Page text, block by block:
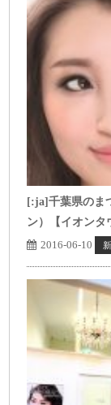
[:ja]千葉県のま
ン）【イオンタ
2016-06-10